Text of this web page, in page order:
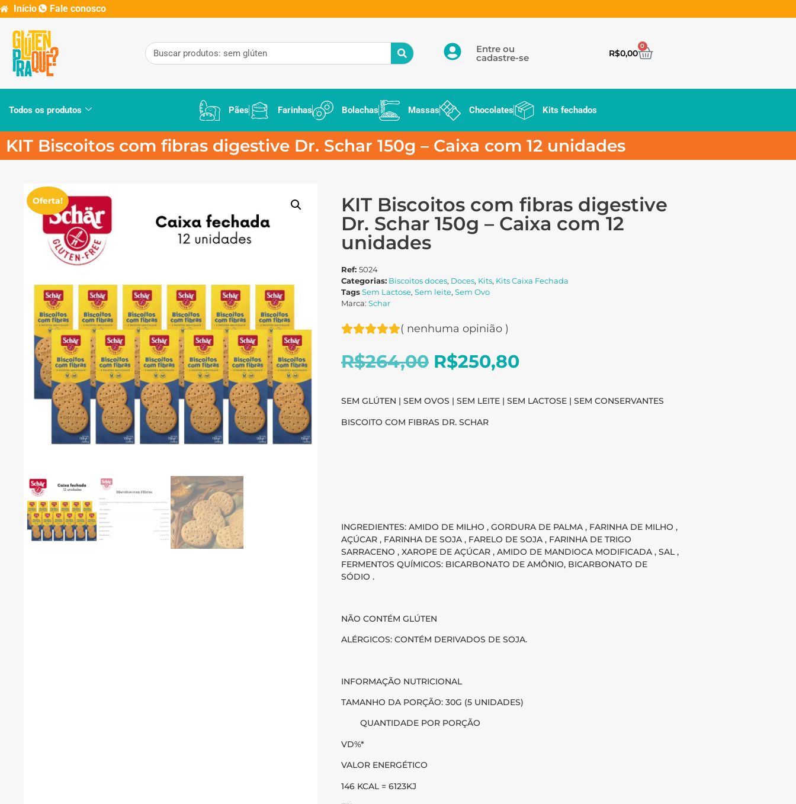
Início Fale conosco
Entre ou
cadastre-se R$0,00
0
Todos os produtos Pães Farinhas Bolachas Massas Chocolates Kits fechados
KIT Biscoitos com fibras digestive Dr. Schar 150g – Caixa com 12 unidades
Oferta!
KIT Biscoitos com fibras digestive
Dr. Schar 150g – Caixa com 12
unidades
Ref: 5024
Categorias: Biscoitos doces, Doces, Kits, Kits Caixa Fechada
TagsSem Lactose, Sem leite, Sem Ovo
Marca: Schar
( nenhuma opinião )
R$264,00 R$250,80
SEM GLÚTEN | SEM OVOS | SEM LEITE | SEM LACTOSE | SEM CONSERVANTES
BISCOITO COM FIBRAS DR. SCHAR
INGREDIENTES: AMIDO DE MILHO , GORDURA DE PALMA , FARINHA DE MILHO ,
AÇÚCAR , FARINHA DE SOJA , FARELO DE SOJA , FARINHA DE TRIGO
SARRACENO , XAROPE DE AÇÚCAR , AMIDO DE MANDIOCA MODIFICADA , SAL ,
FERMENTOS QUÍMICOS: BICARBONATO DE AMÔNIO, BICARBONATO DE
SÓDIO .
NÃO CONTÉM GLÚTEN
ALÉRGICOS: CONTÉM DERIVADOS DE SOJA.
INFORMAÇÃO NUTRICIONAL
TAMANHO DA PORÇÃO: 30G (5 UNIDADES)
QUANTIDADE POR PORÇÃO
VD%*
VALOR ENERGÉTICO
146 KCAL = 6123KJ